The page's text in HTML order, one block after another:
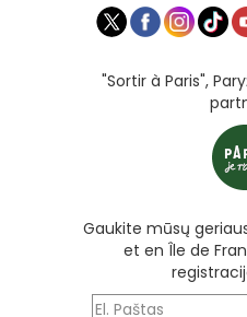
"Sortir à Paris",
Gaukite mūsų
et en Île de